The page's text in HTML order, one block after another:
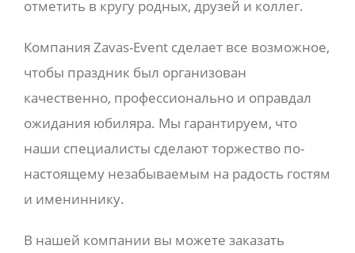
отметить в кругу родных, друзей и коллег.
Компания Zavas-Event сделает все возможное,
чтобы праздник был организован
качественно, профессионально и оправдал
ожидания юбиляра. Мы гарантируем, что
наши специалисты сделают торжество по-
настоящему незабываемым на радость гостям
и имениннику.
В нашей компании вы можете заказать